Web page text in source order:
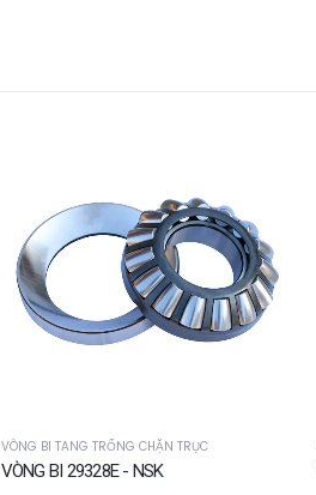
VÒNG BI TANG TRỐNG CHẶN TRỤC
VÒNG BI 29328E - NSK